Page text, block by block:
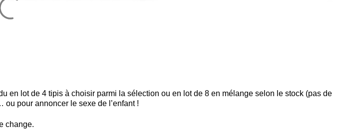
en lot de 4 tipis à choisir parmi la sélection ou en lot de 8 en mélange selon le stock (pas de
pour annoncer le sexe de l’enfant !
change.